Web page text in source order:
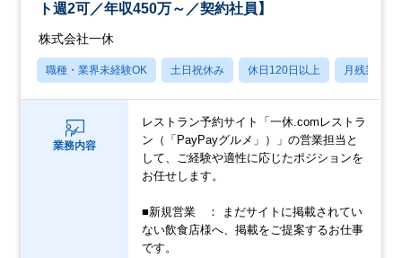
ト週2可／年収450万～／契約社員】
株式会社一休
職種・業界未経験OK 土日祝休み 休日120日以上 月残業20
業務内容
レストラン予約サイト「一休.comレストラ
ン（「PayPayグルメ」）」の営業担当と
して、ご経験や適性に応じたポジションを
お任せします。
■新規営業 ： まだサイトに掲載されてい
ない飲食店様へ、掲載をご提案するお仕事
です。